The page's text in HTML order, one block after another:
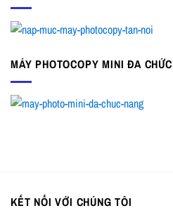
MÁY PHOTOCOPY MINI ĐA
KẾT NỐI VỚI CHÚNG TÔI